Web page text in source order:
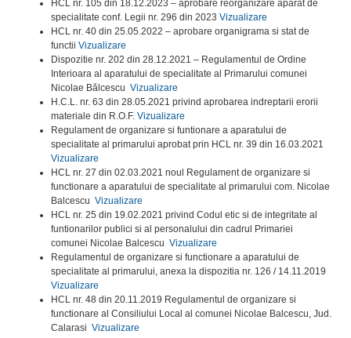
HCL nr. 105 din 18.12.2023 – aprobare reorganizare aparat de
specialitate conf. Legii nr. 296 din 2023 Vizualizare
HCL nr. 40 din 25.05.2022 – aprobare organigrama si stat de
functii Vizualizare
Dispozitie nr. 202 din 28.12.2021 – Regulamentul de Ordine
Interioara al aparatului de specialitate al Primarului comunei
Nicolae Bălcescu Vizualizare
H.C.L. nr. 63 din 28.05.2021 privind aprobarea indreptarii erorii
materiale din R.O.F. Vizualizare
Regulament de organizare si funtionare a aparatului de
specialitate al primarului aprobat prin HCL nr. 39 din 16.03.2021
Vizualizare
HCL nr. 27 din 02.03.2021 noul Regulament de organizare si
functionare a aparatului de specialitate al primarului com. Nicolae
Balcescu Vizualizare
HCL nr. 25 din 19.02.2021 privind Codul etic si de integritate al
funtionarilor publici si al personalului din cadrul Primariei
comunei Nicolae Balcescu Vizualizare
Regulamentul de organizare si functionare a aparatului de
specialitate al primarului, anexa la dispozitia nr. 126 / 14.11.2019
Vizualizare
HCL nr. 48 din 20.11.2019 Regulamentul de organizare si
functionare al Consiliului Local al comunei Nicolae Balcescu, Jud.
Calarasi Vizualizare